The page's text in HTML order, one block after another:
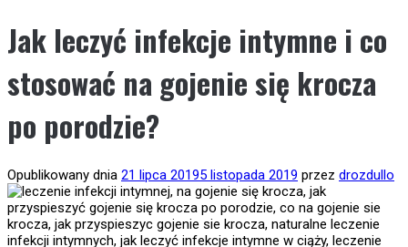
Jak leczyć infekcje intymne i co
stosować na gojenie się krocza
po porodzie?
Opublikowany dnia 21 lipca 20195 listopada 2019 przez drozdullo